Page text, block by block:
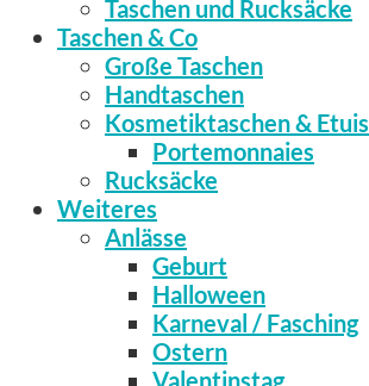
Taschen und Rucksäcke
Taschen & Co
Große Taschen
Handtaschen
Kosmetiktaschen & Etuis
Portemonnaies
Rucksäcke
Weiteres
Anlässe
Geburt
Halloween
Karneval / Fasching
Ostern
Valentinstag